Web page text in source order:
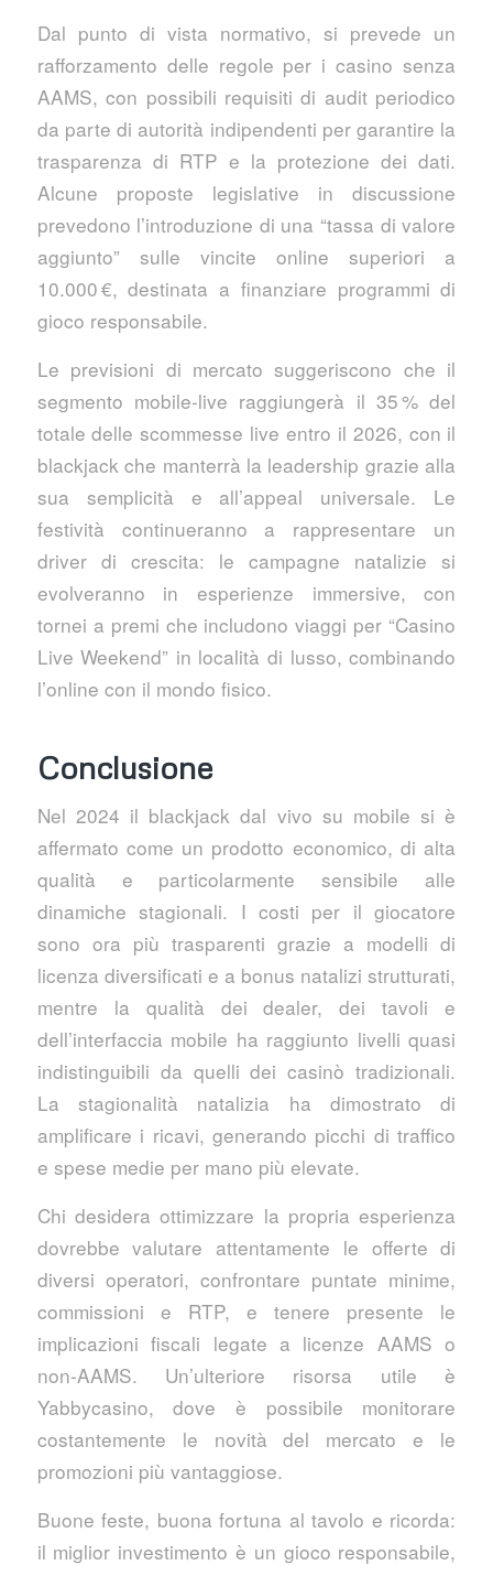
Dal punto di vista normativo, si prevede un
rafforzamento delle regole per i casino senza
AAMS, con possibili requisiti di audit periodico
da parte di autorità indipendenti per garantire la
trasparenza di RTP e la protezione dei dati.
Alcune proposte legislative in discussione
prevedono l’introduzione di una “tassa di valore
aggiunto” sulle vincite online superiori a
10.000 €, destinata a finanziare programmi di
gioco responsabile.
Le previsioni di mercato suggeriscono che il
segmento mobile‑live raggiungerà il 35 % del
totale delle scommesse live entro il 2026, con il
blackjack che manterrà la leadership grazie alla
sua semplicità e all’appeal universale. Le
festività continueranno a rappresentare un
driver di crescita: le campagne natalizie si
evolveranno in esperienze immersive, con
tornei a premi che includono viaggi per “Casino
Live Weekend” in località di lusso, combinando
l’online con il mondo fisico.
Conclusione
Nel 2024 il blackjack dal vivo su mobile si è
affermato come un prodotto economico, di alta
qualità e particolarmente sensibile alle
dinamiche stagionali. I costi per il giocatore
sono ora più trasparenti grazie a modelli di
licenza diversificati e a bonus natalizi strutturati,
mentre la qualità dei dealer, dei tavoli e
dell’interfaccia mobile ha raggiunto livelli quasi
indistinguibili da quelli dei casinò tradizionali.
La stagionalità natalizia ha dimostrato di
amplificare i ricavi, generando picchi di traffico
e spese medie per mano più elevate.
Chi desidera ottimizzare la propria esperienza
dovrebbe valutare attentamente le offerte di
diversi operatori, confrontare puntate minime,
commissioni e RTP, e tenere presente le
implicazioni fiscali legate a licenze AAMS o
non‑AAMS. Un’ulteriore risorsa utile è
Yabbycasino, dove è possibile monitorare
costantemente le novità del mercato e le
promozioni più vantaggiose.
Buone feste, buona fortuna al tavolo e ricorda:
il miglior investimento è un gioco responsabile,